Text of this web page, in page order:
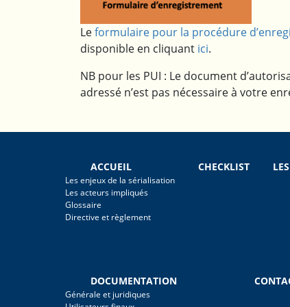
Leformulaire pour la procédure
disponible en cliquant ici.
NB pour les PUI : Le document
adressé n’est pas nécessaire à votre
ACCUEIL
Les enjeux de la sérialisation
Les acteurs impliqués
Glossaire
Directive et règlement
CHECKLIST
DOCUMENTATION
Générale et juridiques